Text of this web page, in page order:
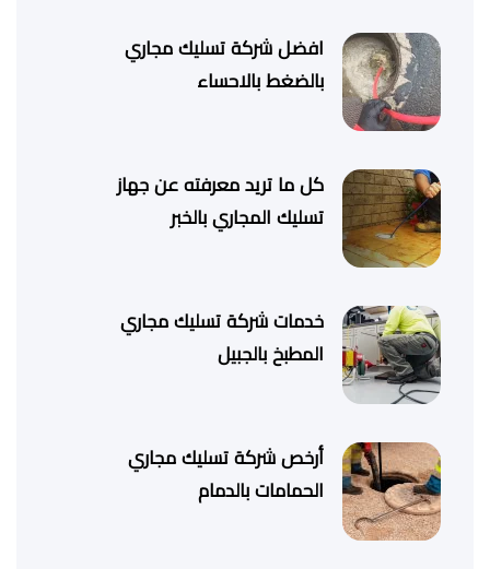
افضل شركة تسليك مجاري
بالضغط بالاحساء
كل ما تريد معرفته عن جهاز
تسليك المجاري بالخبر
خدمات شركة تسليك مجاري
المطبخ بالجبيل
أرخص شركة تسليك مجاري
الحمامات بالدمام